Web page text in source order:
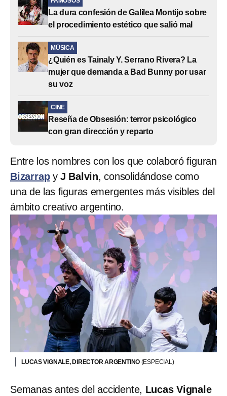
La dura confesión de Galilea Montijo sobre
el procedimiento estético que salió mal
MÚSICA
¿Quién es Tainaly Y. Serrano Rivera? La
mujer que demanda a Bad Bunny por usar
su voz
CINE
Reseña de Obsesión: terror psicológico
con gran dirección y reparto
Entre los nombres con los que colaboró figuran
BizarrapyJ Balvin, consolidándose como
una de las figuras emergentes más visibles del
ámbito creativo argentino.
LUCAS VIGNALE, DIRECTOR ARGENTINO (ESPECIAL)
Semanas antes del accidente, Lucas Vignale